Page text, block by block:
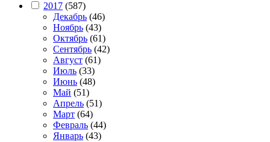
2017 (587)
Декабрь (46)
Ноябрь (43)
Октябрь (61)
Сентябрь (42)
Август (61)
Июль (33)
Июнь (48)
Май (51)
Апрель (51)
Март (64)
Февраль (44)
Январь (43)